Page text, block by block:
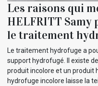
Les raisons qui
HELFRITT
le traitement
Le traitement hydrofuge a
support hydrofugé. Il existe
produit incolore et un produit
hydrofuge incolore laisse la